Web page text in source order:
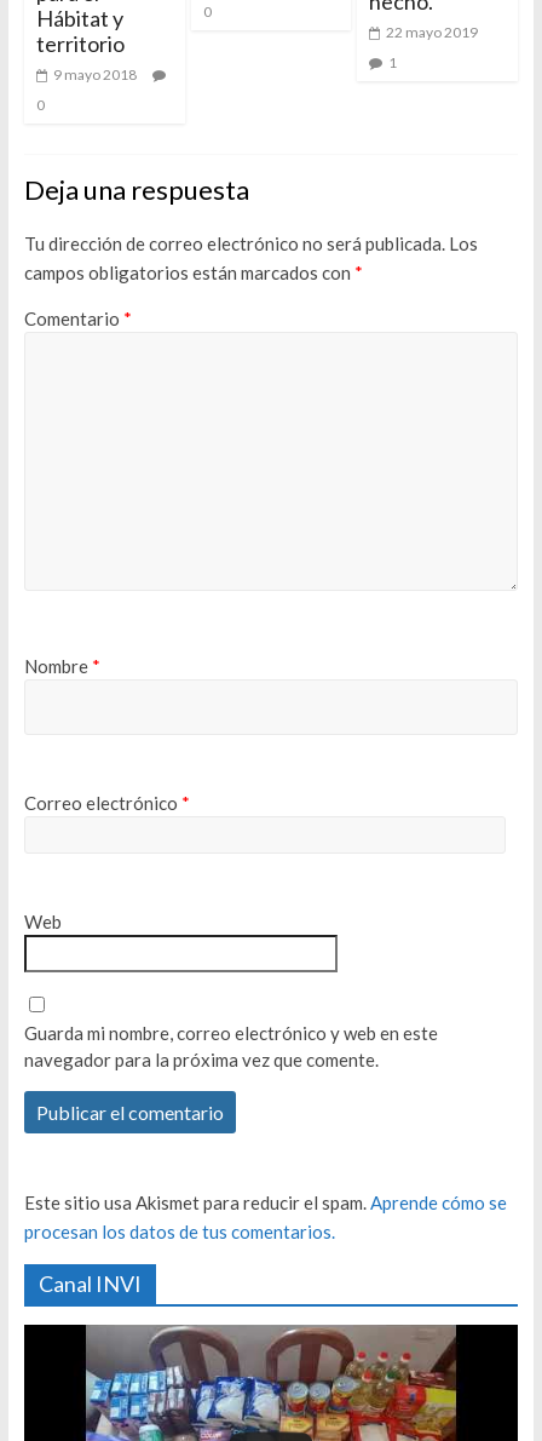
Hábitat y
territorio
9 mayo 2018
0
0
22 mayo 2019
1
Deja una respuesta
Tu dirección de correo electrónico no será publicada. Los
campos obligatorios están marcados con *
Comentario *
Nombre *
Correo electrónico *
Web
Guarda mi nombre, correo electrónico y web en este
navegador para la próxima vez que comente.
Este sitio usa Akismet para reducir el spam. Aprende cómo se
procesan los datos de tus comentarios.
Canal INVI